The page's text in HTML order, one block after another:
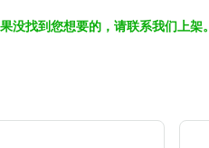
没找到您想要的，请联系我们上架。